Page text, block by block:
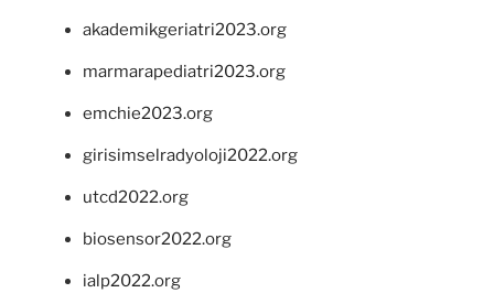
akademikgeriatri2023.org
marmarapediatri2023.org
emchie2023.org
girisimselradyoloji2022.org
utcd2022.org
biosensor2022.org
ialp2022.org